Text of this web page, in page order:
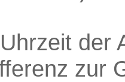
der
zur